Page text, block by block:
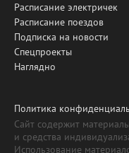
Расписание электричек
Расписание поездов
Подписка на новости
Спецпроекты
Наглядно
Политика
Сайт содержит
и средства
Использование